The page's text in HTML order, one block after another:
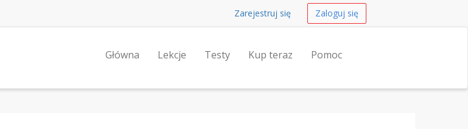
Zarejestruj się Zaloguj się
Główna Lekcje Testy Kup teraz Pomoc